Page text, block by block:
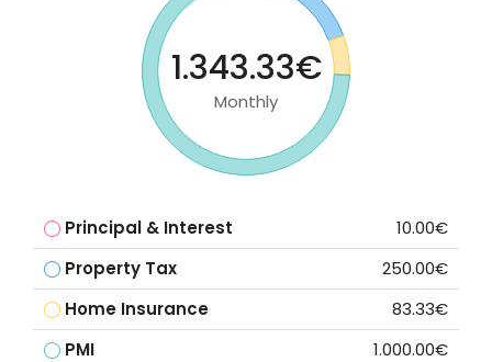
1.343.33€
Monthly
Principal & Interest
10.00€
Property Tax
250.00€
Home Insurance
83.33€
PMI
1.000.00€